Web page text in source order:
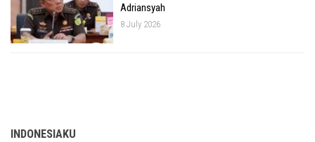
Adriansyah
8 July 2026
INDONESIAKU